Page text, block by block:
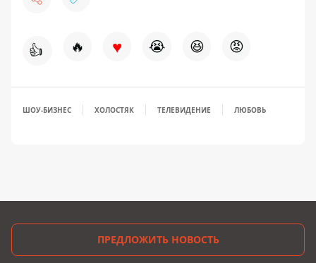
👍 🔥 ♥ 😭 😆 😡
ШОУ-БИЗНЕС ХОЛОСТЯК ТЕЛЕВИДЕНИЕ ЛЮБОВЬ
ПРЕДЛОЖИТЬ НОВОСТЬ